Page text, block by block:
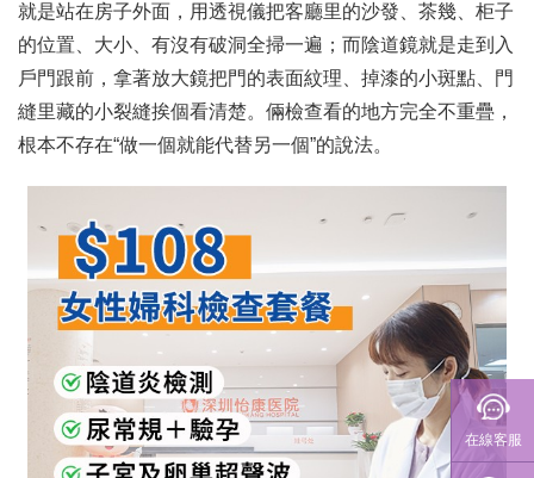
就是站在房子外面，用透視儀把客廳里的沙發、茶幾、柜子
的位置、大小、有沒有破洞全掃一遍；而陰道鏡就是走到入
戶門跟前，拿著放大鏡把門的表面紋理、掉漆的小斑點、門
縫里藏的小裂縫挨個看清楚。倆檢查看的地方完全不重疊，
根本不存在“做一個就能代替另一個”的說法。
在線客服